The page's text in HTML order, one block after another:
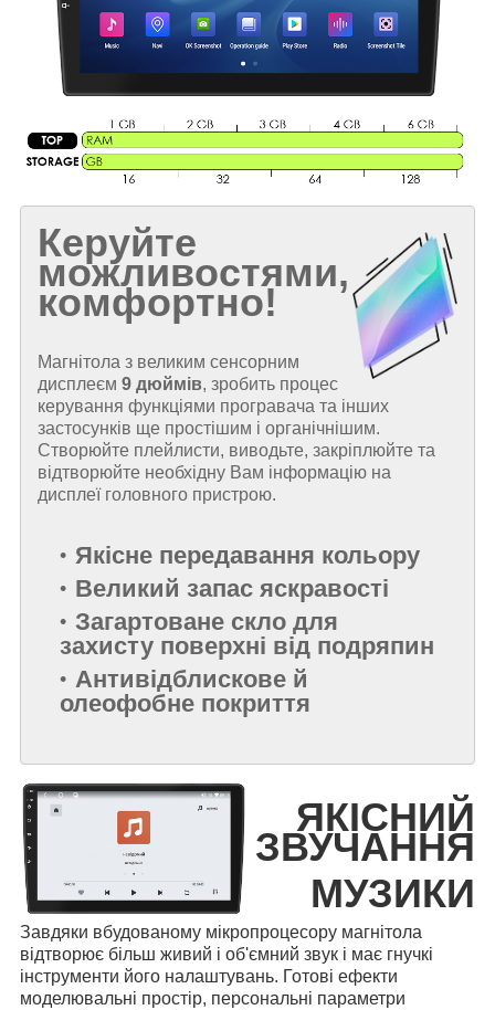
Керуйте
можливостями,
комфортно!
Магнітола з великим сенсорним
дисплеєм 9 дюймів, зробить процес
керування функціями програвача та інших
застосунків ще простішим і органічнішим.
Створюйте плейлисти, виводьте, закріплюйте та
відтворюйте необхідну Вам інформацію на
дисплеї головного пристрою.
Якісне передавання кольору
Великий запас яскравості
Загартоване скло для
захисту поверхні від подряпин
Антивідблискове й
олеофобне покриття
ЯКІСНИЙ
ЗВУЧАННЯ
МУЗИКИ
Завдяки вбудованому мікропроцесору магнітола
відтворює більш живий і об'ємний звук і має гнучкі
інструменти його налаштувань. Готові ефекти
моделювальні простір, персональні параметри